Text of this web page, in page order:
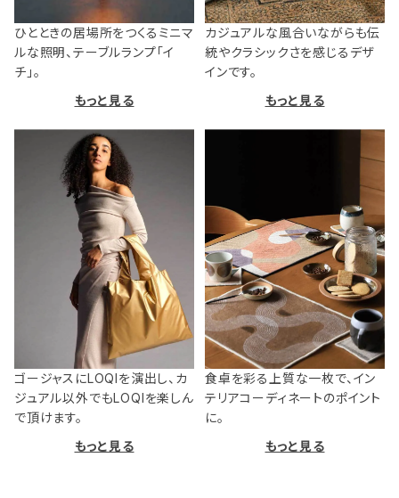
ひとときの居場所をつくるミニマ
ルな照明、テーブルランプ「イ
チ」。
もっと見る
カジュアルな風合いながらも伝
統やクラシックさを感じるデザ
インです。
もっと見る
ゴージャスにLOQIを演出し、カ
ジュアル以外でもLOQIを楽しん
で頂けます。
もっと見る
食卓を彩る上質な一枚で、イン
テリアコーディネートのポイント
に。
もっと見る